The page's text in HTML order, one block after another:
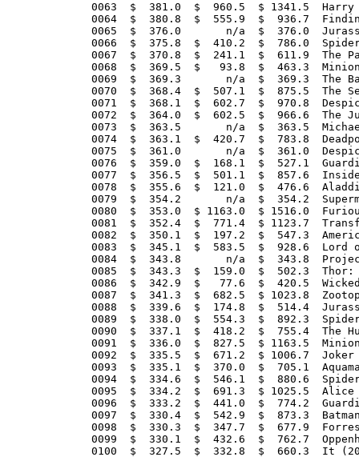
0063  $  381.0  $  960.5  $ 1341.5
0064  $  380.8  $  555.9  $  936.7
0065  $  376.0       n/a  $  376.0
0066  $  375.8  $  410.2  $  786.0
0067  $  370.8  $  241.1  $  611.9  The
0068  $  369.5  $   93.8  $  463.3
0069  $  369.3       n/a  $  369.3  The
0070  $  368.4  $  507.1  $  875.5  The
0071  $  368.1  $  602.7  $  970.8
0072  $  364.0  $  602.5  $  966.6  The
0073  $  363.5       n/a  $  363.5
0074  $  363.1  $  420.7  $  783.8
0075  $  361.0       n/a  $  361.0
0076  $  359.0  $  168.1  $  527.1
0077  $  356.5  $  501.1  $  857.6
0078  $  355.6  $  121.0  $  476.6
0079  $  354.2       n/a  $  354.2
0080  $  353.0  $ 1163.0  $ 1516.0
0081  $  352.4  $  771.4  $ 1123.7
0082  $  350.1  $  197.2  $  547.3
0083  $  345.1  $  583.5  $  928.6  Lord
0084  $  343.8       n/a  $  343.8
0085  $  343.3  $  159.0  $  502.3  Thor:
0086  $  342.9  $   77.6  $  420.5
0087  $  341.3  $  682.5  $ 1023.8
0088  $  339.6  $  174.8  $  514.4
0089  $  338.0  $  554.3  $  892.3
0090  $  337.1  $  418.2  $  755.4  The
0091  $  336.0  $  827.5  $ 1163.5
0092  $  335.5  $  671.2  $ 1006.7
0093  $  335.1  $  370.0  $  705.1
0094  $  334.6  $  546.1  $  880.6  Spider-
0095  $  334.2  $  691.3  $ 1025.5  Alice
0096  $  333.2  $  441.0  $  774.2
0097  $  330.4  $  542.9  $  873.3
0098  $  330.3  $  347.7  $  677.9
0099  $  330.1  $  432.6  $  762.7